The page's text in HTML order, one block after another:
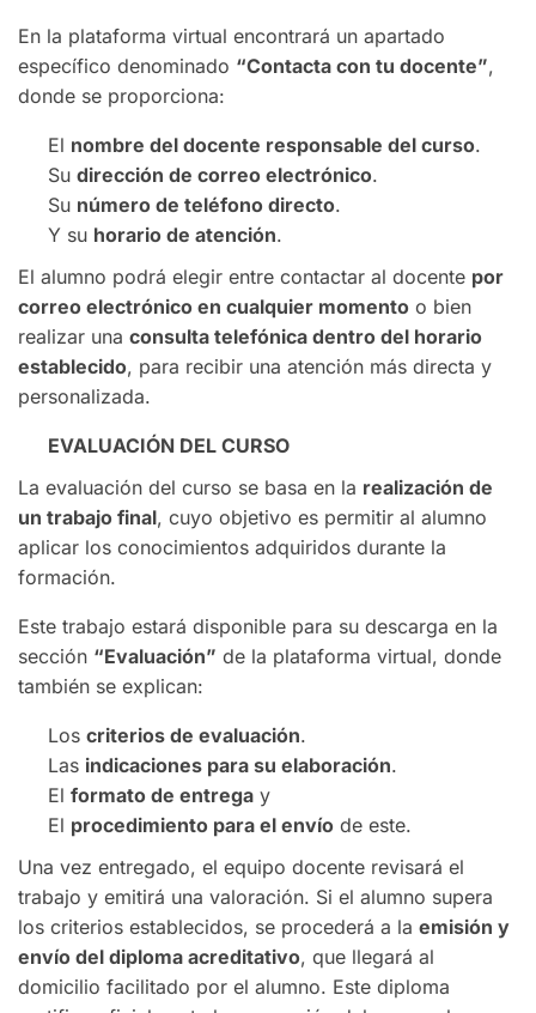
En la plataforma virtual encontrará un apartado
específico denominado “Contacta con tu docente”,
donde se proporciona:
El nombre del docente responsable del curso.
Su dirección de correo electrónico.
Su número de teléfono directo.
Y su horario de atención.
El alumno podrá elegir entre contactar al docente por
correo electrónico en cualquier momento o bien
realizar una consulta telefónica dentro del horario
establecido, para recibir una atención más directa y
personalizada.
EVALUACIÓN DEL CURSO
La evaluación del curso se basa en la realización de
un trabajo final, cuyo objetivo es permitir al alumno
aplicar los conocimientos adquiridos durante la
formación.
Este trabajo estará disponible para su descarga en la
sección “Evaluación” de la plataforma virtual, donde
también se explican:
Los criterios de evaluación.
Las indicaciones para su elaboración.
El formato de entrega y
El procedimiento para el envío de este.
Una vez entregado, el equipo docente revisará el
trabajo y emitirá una valoración. Si el alumno supera
los criterios establecidos, se procederá a la emisión y
envío del diploma acreditativo, que llegará al
domicilio facilitado por el alumno. Este diploma